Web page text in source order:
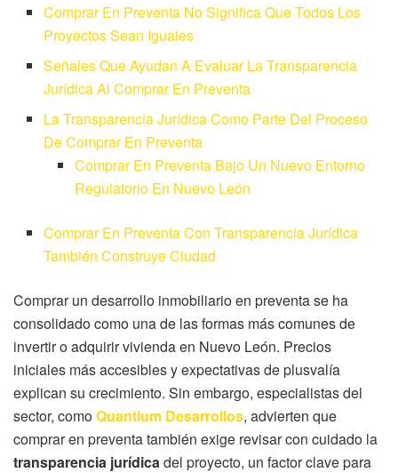
Comprar En Preventa No Significa Que Todos Los
Proyectos Sean Iguales
Señales Que Ayudan A Evaluar La Transparencia
Jurídica Al Comprar En Preventa
La Transparencia Jurídica Como Parte Del Proceso
De Comprar En Preventa
Comprar En Preventa Bajo Un Nuevo Entorno
Regulatorio En Nuevo León
Comprar En Preventa Con Transparencia Jurídica
También Construye Ciudad
Comprar un desarrollo inmobiliario en preventa se ha
consolidado como una de las formas más comunes de
invertir o adquirir vivienda en Nuevo León. Precios
iniciales más accesibles y expectativas de plusvalía
explican su crecimiento. Sin embargo, especialistas del
sector, comoQuantium Desarrollos, advierten que
comprar en preventa también exige revisar con cuidado la
transparencia jurídicadel proyecto, un factor clave para